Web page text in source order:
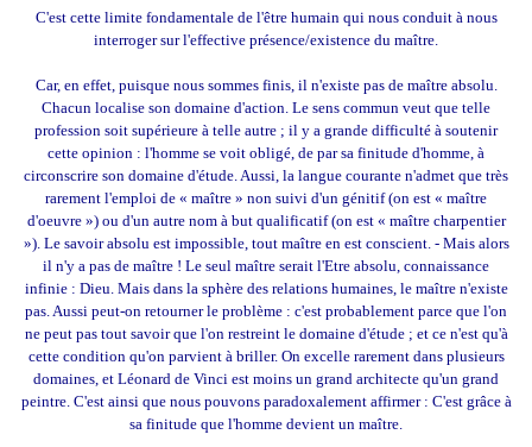
C'est cette limite fondamentale de l'être humain qui nous conduit à nous
interroger sur l'effective présence/existence du maître.
Car, en effet, puisque nous sommes finis, il n'existe pas de maître absolu.
Chacun localise son domaine d'action. Le sens commun veut que telle
profession soit supérieure à telle autre ; il y a grande difficulté à soutenir
cette opinion : l'homme se voit obligé, de par sa finitude d'homme, à
circonscrire son domaine d'étude. Aussi, la langue courante n'admet que très
rarement l'emploi de « maître » non suivi d'un génitif (on est « maître
d'oeuvre ») ou d'un autre nom à but qualificatif (on est « maître charpentier
»). Le savoir absolu est impossible, tout maître en est conscient. - Mais alors
il n'y a pas de maître ! Le seul maître serait l'Etre absolu, connaissance
infinie : Dieu. Mais dans la sphère des relations humaines, le maître n'existe
pas. Aussi peut-on retourner le problème : c'est probablement parce que l'on
ne peut pas tout savoir que l'on restreint le domaine d'étude ; et ce n'est qu'à
cette condition qu'on parvient à briller. On excelle rarement dans plusieurs
domaines, et Léonard de Vinci est moins un grand architecte qu'un grand
peintre. C'est ainsi que nous pouvons paradoxalement affirmer : C'est grâce à
sa finitude que l'homme devient un maître.